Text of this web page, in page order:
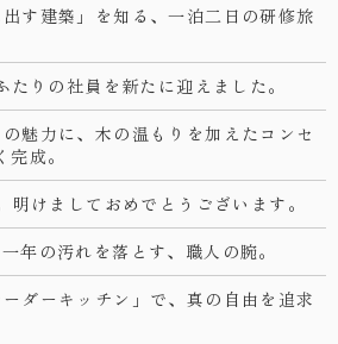
す建築」を知る、一泊二日の研修旅
りの社員を新たに迎えました。
魅力に、木の温もりを加えたコンセ
成。
けましておめでとうございます。
年の汚れを落とす、職人の腕。
ダーキッチン」で、真の自由を追求